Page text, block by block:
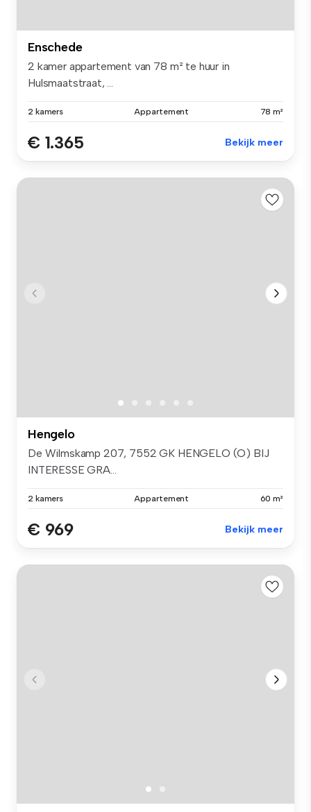
Enschede
2 kamer appartement van 78 m² te huur in
Hulsmaatstraat, ...
2 kamers Appartement 78 m²
€ 1.365 Bekijk meer
Hengelo
De Wilmskamp 207, 7552 GK HENGELO (O) BIJ
INTERESSE GRA...
2 kamers Appartement 60 m²
€ 969 Bekijk meer